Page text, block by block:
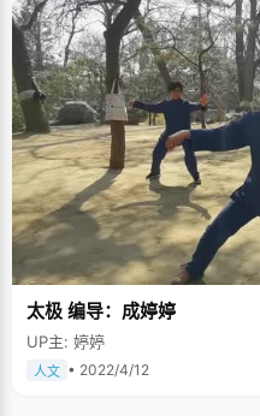
太极 编导：成婷婷
UP主: 婷婷
人文 • 2022/4/12